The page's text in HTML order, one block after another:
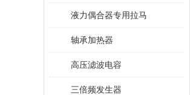
液力偶合器专用拉马
轴承加热器
高压滤波电容
三倍频发生器